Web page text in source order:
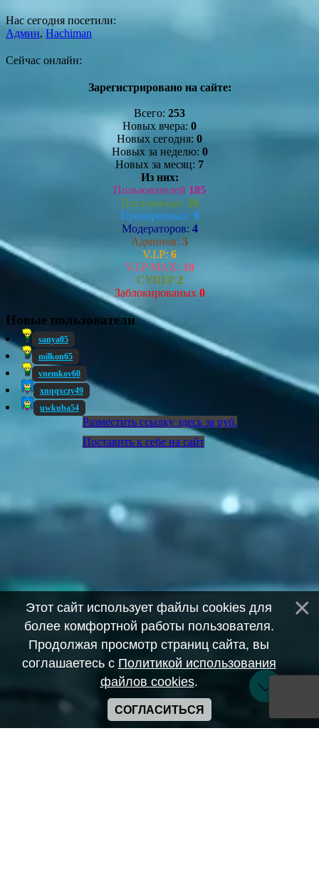
Нас сегодня посетили:
Админ, Hachiman
Сейчас онлайн:
Зарегистрировано на сайте:
Всего: 253
Новых вчера: 0
Новых сегодня: 0
Новых за неделю: 0
Новых за месяц: 7
Из них:
Пользователей 185
Постоянные: 26
Проверенных: 9
Модераторов: 4
Админов: 3
V.I.P: 6
V.I.P MAX: 10
СУПЕР 2
Заблокированых 0
Новые пользователи
sanya05
milkon65
vnemkov60
xnqqxczy49
uwkuba54
Разместить ссылку здесь за руб.
Поставить к себе на сайт
Этот сайт использует файлы cookies для
более комфортной работы пользователя.
Продолжая просмотр страниц сайта, вы
соглашаетесь с Политикой использования
файлов cookies.
СОГЛАСИТЬСЯ